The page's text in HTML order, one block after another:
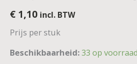
€ 1,10 incl. BTW
Prijs per stuk
Beschikbaarheid:33 op voorraad